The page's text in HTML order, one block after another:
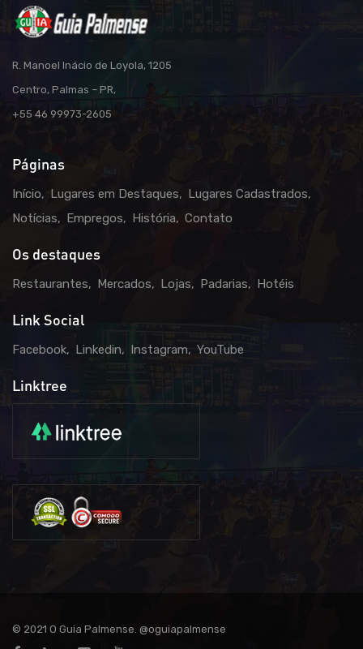
R. Manoel Inácio de Loyola, 1205
Centro, Palmas – PR,
+55 46 99973-2605
Páginas
Início Lugares em Destaques
Lugares Cadastrados
Notícias
Empregos História Contato
Os destaques
Restaurantes Mercados Lojas Padarias Hotéis
Link Social
Facebook Linkedin Instagram YouTube
Linktree
© 2021 O Guia Palmense. @oguiapalmense